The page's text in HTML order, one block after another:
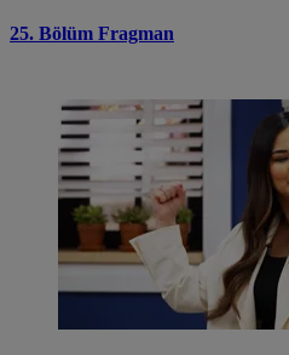
25. Bölüm Fragman